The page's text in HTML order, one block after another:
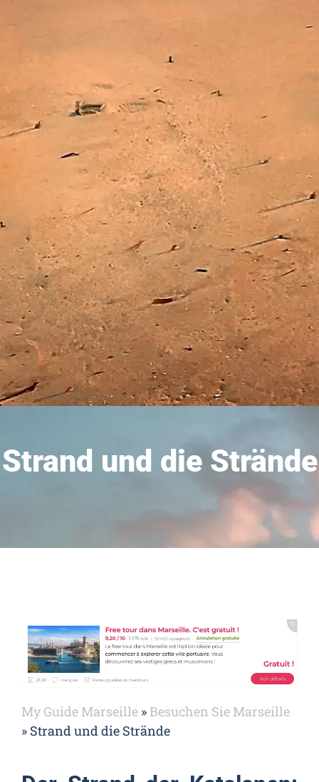
Strand und die Strände
My Guide Marseille » Besuchen Sie Marseille
» Strand und die Strände